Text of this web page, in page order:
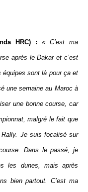
HRC) : « C’est ma
après le Dakar et c’est
équipes sont là pour ça et
une semaine au Maroc à
une bonne course, car
malgré le fait que
Je suis focalisé sur
Dans le passé, je
les dunes, mais après
bien partout. C’est ma